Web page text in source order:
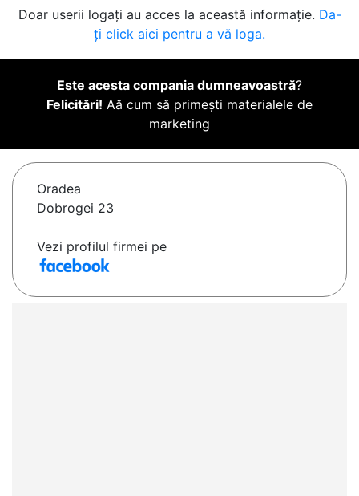
Doar userii logați au acces la această informație. Da-
ți click aici pentru a vă loga.
Este acesta compania dumneavoastră?
Felicitări! Aă cum să primești materialele de
marketing
Oradea
Dobrogei 23
Vezi profilul firmei pe